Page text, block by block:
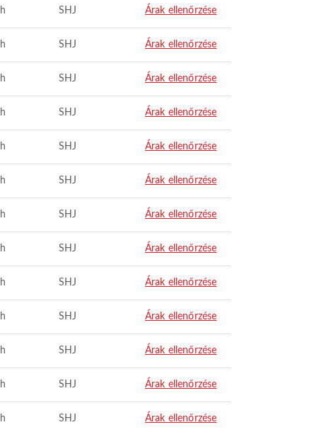
SHJ Árak ellenőrzése
SHJ Árak ellenőrzése
SHJ Árak ellenőrzése
SHJ Árak ellenőrzése
SHJ Árak ellenőrzése
SHJ Árak ellenőrzése
SHJ Árak ellenőrzése
SHJ Árak ellenőrzése
SHJ Árak ellenőrzése
SHJ Árak ellenőrzése
SHJ Árak ellenőrzése
SHJ Árak ellenőrzése
SHJ Árak ellenőrzése